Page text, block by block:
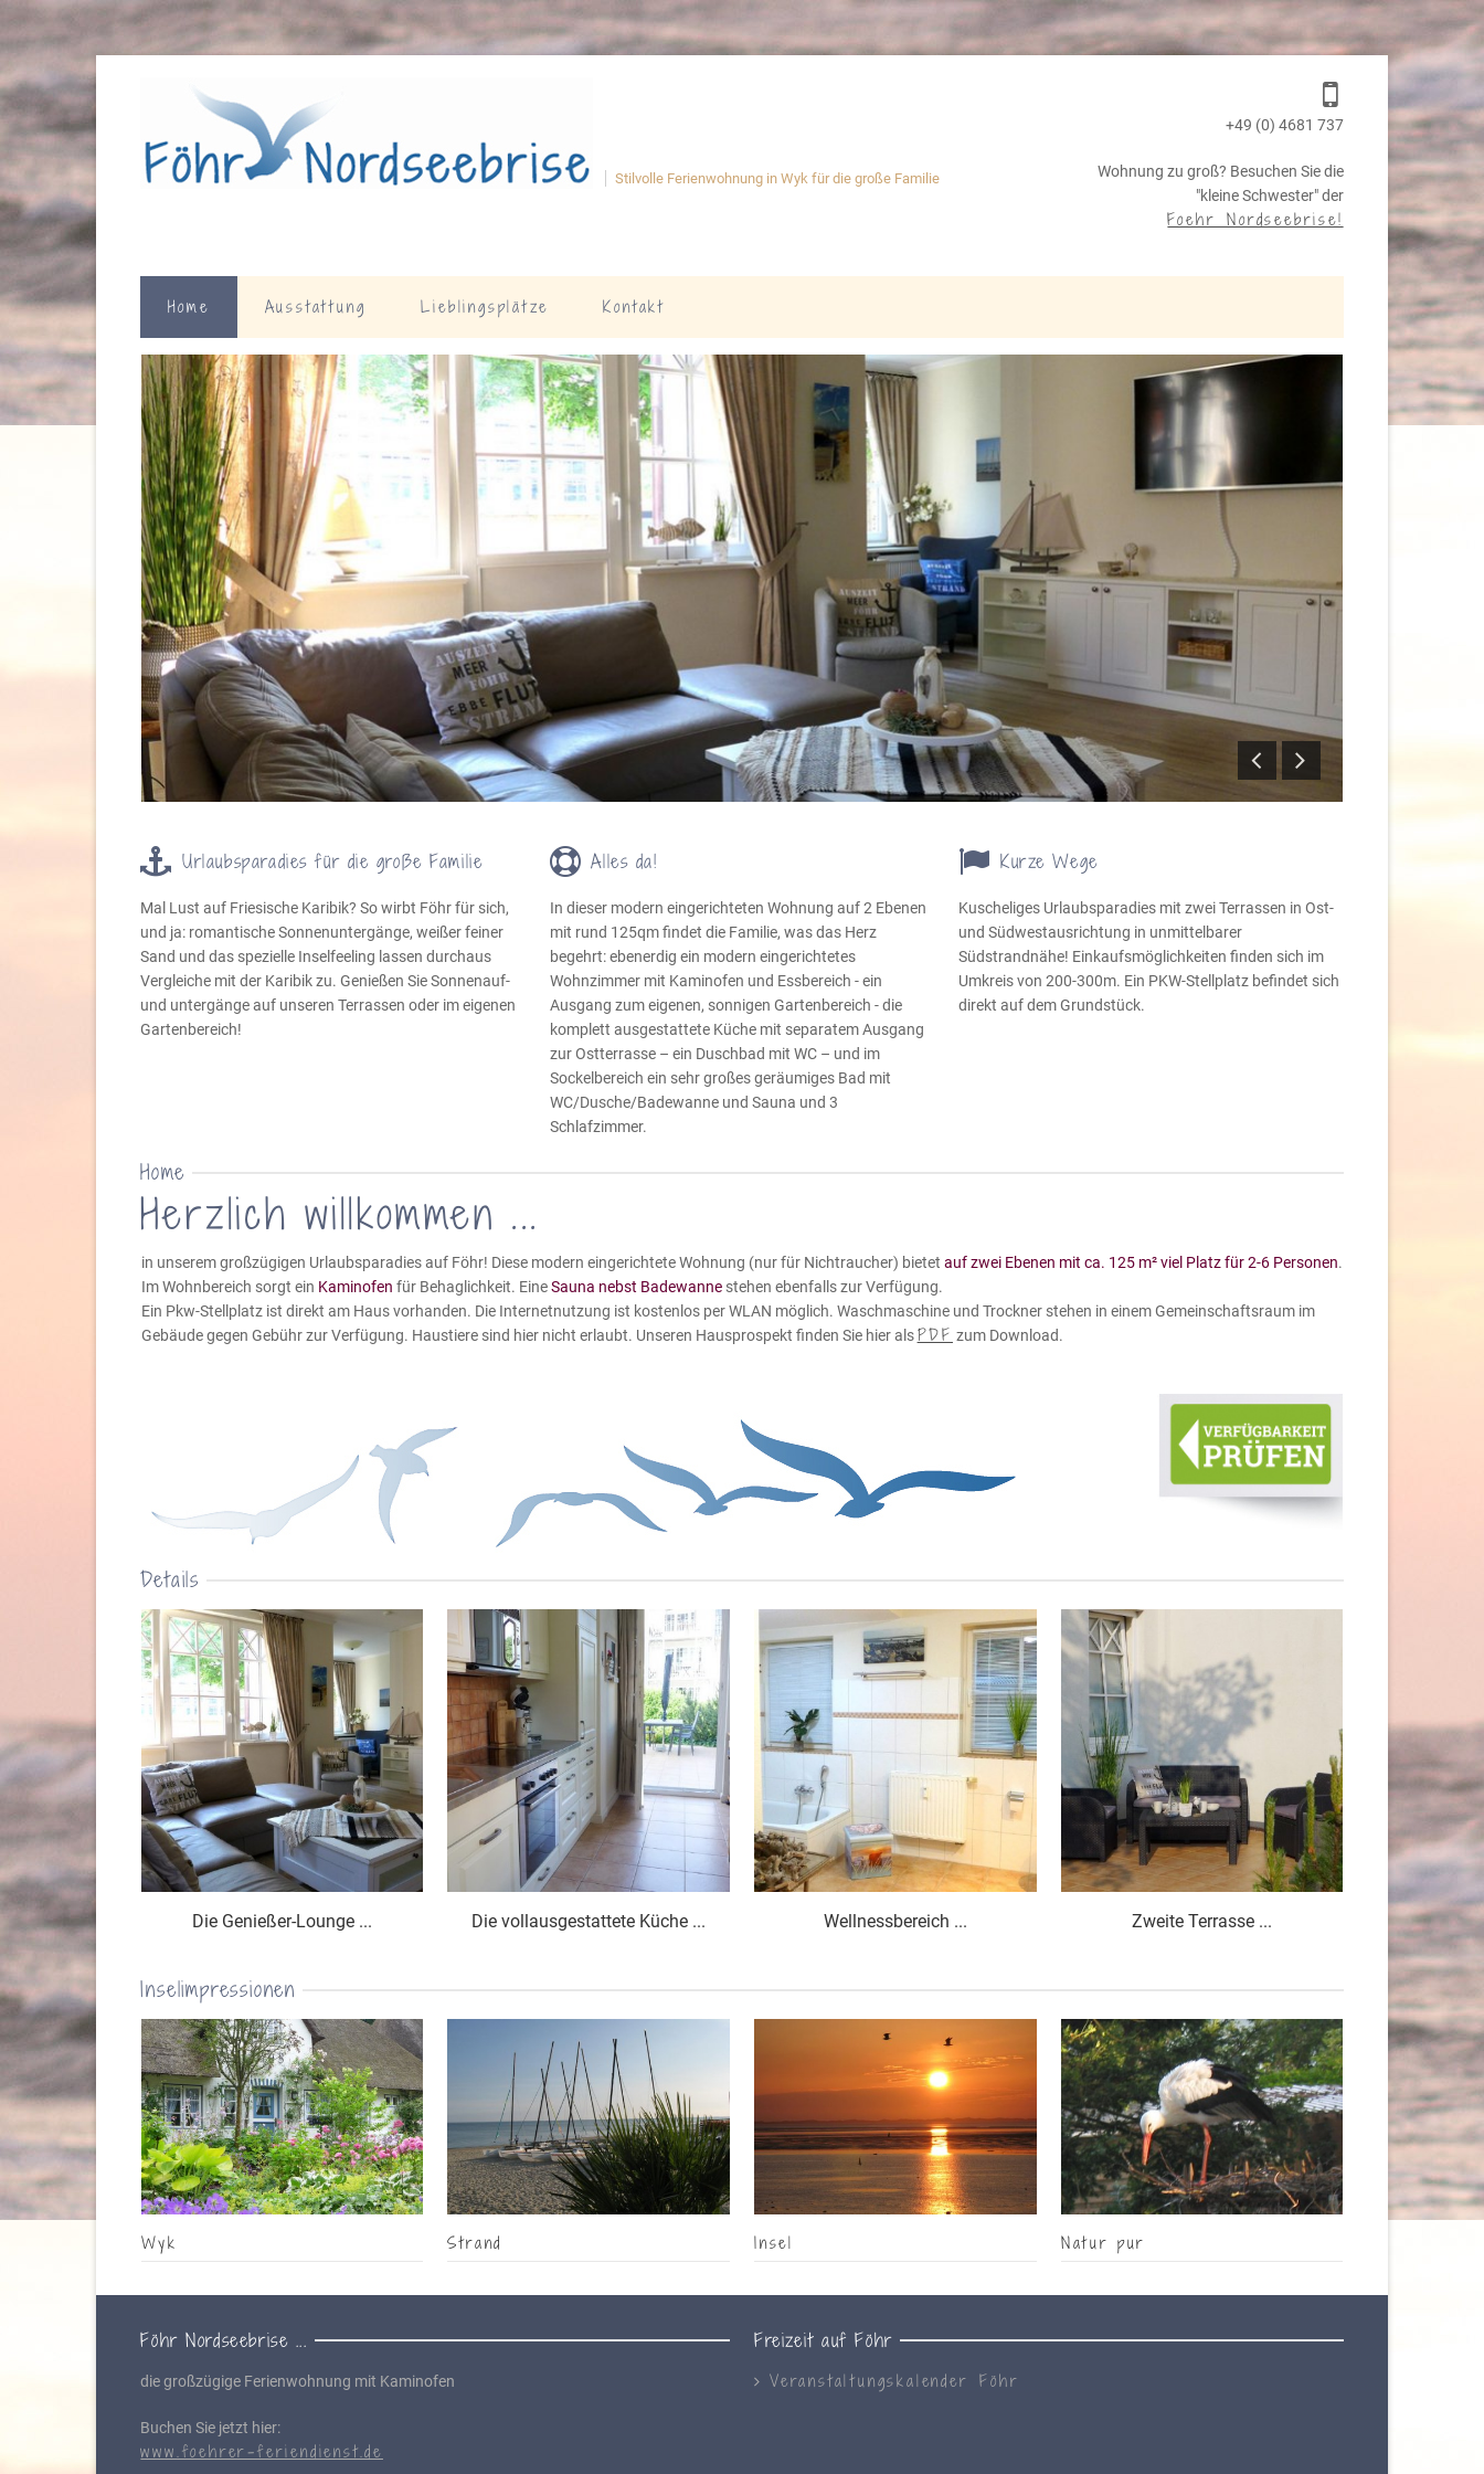
Stilvolle Ferienwohnung in Wyk für die große Familie
+49 (0) 4681 737
Wohnung zu groß? Besuchen Sie die
"kleine Schwester" der
Foehr Nordseebrise!
Home Ausstattung Lieblingsplätze Kontakt
Urlaubsparadies für die große Familie
Mal Lust auf Friesische Karibik? So wirbt Föhr für sich,
und ja: romantische Sonnenuntergänge, weißer feiner
Sand und das spezielle Inselfeeling lassen durchaus
Vergleiche mit der Karibik zu. Genießen Sie Sonnenauf-
und untergänge auf unseren Terrassen oder im eigenen
Gartenbereich!
Alles da!
In dieser modern eingerichteten Wohnung auf 2 Ebenen
mit rund 125qm findet die Familie, was das Herz
begehrt: ebenerdig ein modern eingerichtetes
Wohnzimmer mit Kaminofen und Essbereich - ein
Ausgang zum eigenen, sonnigen Gartenbereich - die
komplett ausgestattete Küche mit separatem Ausgang
zur Ostterrasse – ein Duschbad mit WC – und im
Sockelbereich ein sehr großes geräumiges Bad mit
WC/Dusche/Badewanne und Sauna und 3
Schlafzimmer.
Kurze Wege
Kuscheliges Urlaubsparadies mit zwei Terrassen in Ost-
und Südwestausrichtung in unmittelbarer
Südstrandnähe! Einkaufsmöglichkeiten finden sich im
Umkreis von 200-300m. Ein PKW-Stellplatz befindet sich
direkt auf dem Grundstück.
Home
Herzlich willkommen ...
in unserem großzügigen Urlaubsparadies auf Föhr! Diese modern eingerichtete Wohnung (nur für Nichtraucher) bietet auf zwei Ebenen mit ca. 125 m² viel Platz für 2-6 Personen.
Im Wohnbereich sorgt ein Kaminofen für Behaglichkeit. EineSauna nebst Badewannestehen ebenfalls zur Verfügung.
Ein Pkw-Stellplatz ist direkt am Haus vorhanden. Die Internetnutzung ist kostenlos per WLAN möglich. Waschmaschine und Trockner stehen in einem Gemeinschaftsraum im
Gebäude gegen Gebühr zur Verfügung. Haustiere sind hier nicht erlaubt. Unseren Hausprospekt finden Sie hier alsPDF zum Download.
Details
Die Genießer-Lounge ... Die vollausgestattete Küche ... Wellnessbereich ... Zweite Terrasse ...
Inselimpressionen
Wyk Strand Insel Natur pur
Föhr Nordseebrise ...
die großzügige Ferienwohnung mit Kaminofen
Buchen Sie jetzt hier:
www.foehrer-feriendienst.de
Freizeit auf Föhr
Veranstaltungskalender Föhr